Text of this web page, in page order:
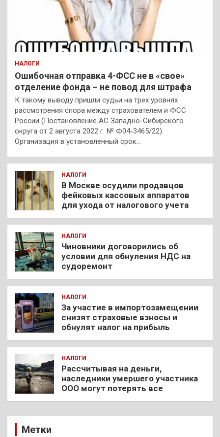
НАЛОГИ
Ошибочная отправка 4-ФСС не в «свое»
отделение фонда – не повод для штрафа
К такому выводу пришли судьи на трех уровнях
рассмотрения спора между страхователем и ФСС
России (Постановление АС Западно-Сибирского
округа от 2 августа 2022 г. № Ф04-3465/22).
Организация в установленный срок…
НАЛОГИ
В Москве осудили продавцов
фейковых кассовых аппаратов
для ухода от налогового учета
НАЛОГИ
Чиновники договорились об
условии для обнуления НДС на
судоремонт
НАЛОГИ
За участие в импортозамещении
снизят страховые взносы и
обнулят налог на прибыль
НАЛОГИ
Рассчитывая на деньги,
наследники умершего участника
ООО могут потерять все
Метки